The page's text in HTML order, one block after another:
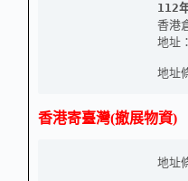
112
香港倉儲：毅
地址：香港新界
Flat B, 2/F.,
地址條
香港寄臺灣(撤展物資)
地址